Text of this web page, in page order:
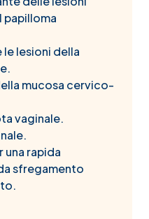
lesioni della
mucosa cervico-
vaginale.
rapida
sfregamento